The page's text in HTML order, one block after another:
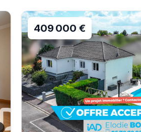
409 000 €